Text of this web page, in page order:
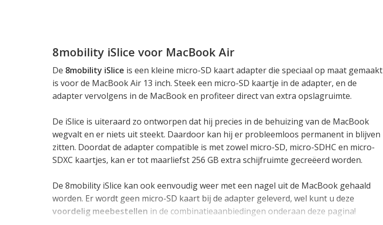
8mobility iSlice voor MacBook Air
De 8mobility iSlice is een kleine micro-SD kaart adapter die speciaal op maat gemaakt
is voor de MacBook Air 13 inch. Steek een micro-SD kaartje in de adapter, en de
adapter vervolgens in de MacBook en profiteer direct van extra opslagruimte.
De iSlice is uiteraard zo ontworpen dat hij precies in de behuizing van de MacBook
wegvalt en er niets uit steekt. Daardoor kan hij er probleemloos permanent in blijven
zitten. Doordat de adapter compatible is met zowel micro-SD, micro-SDHC en micro-
SDXC kaartjes, kan er tot maarliefst 256 GB extra schijfruimte gecreëerd worden.
De 8mobility iSlice kan ook eenvoudig weer met een nagel uit de MacBook gehaald
worden. Er wordt geen micro-SD kaart bij de adapter geleverd, wel kunt u deze
voordelig meebestellen in de combinatieaanbiedingen onderaan deze pagina!